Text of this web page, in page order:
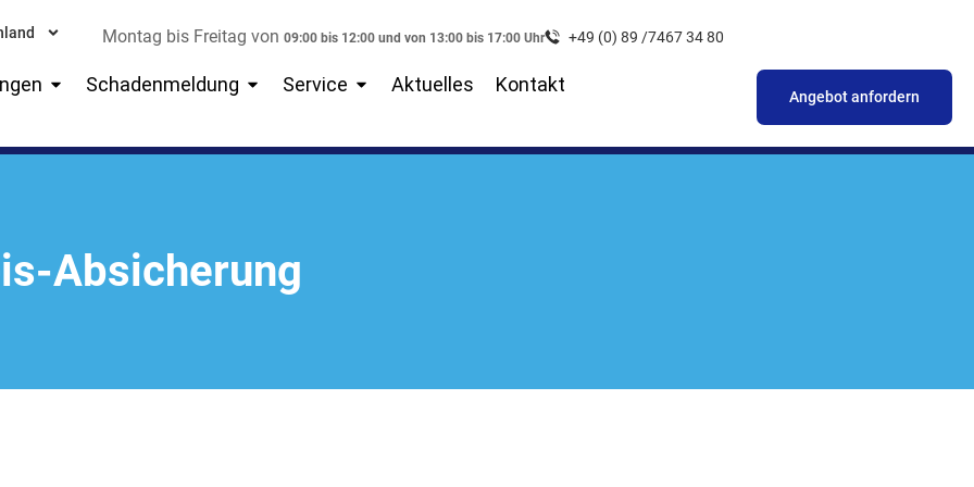
Montag bis Freitag von 09:00 bis 12:00 und von 13:00 bis 17:00 Uhr +49 (0) 89 /7467 34 80
Öffne Versicherungen
Schadenmeldung Öffne Schadenmeldung
Service Öffne Service
Aktuelles Kontakt
Angebot anfordern
Absicherung